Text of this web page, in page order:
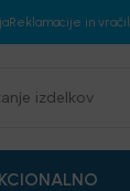
Reklamacije in